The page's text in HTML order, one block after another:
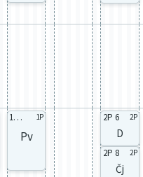
1P celá 1P
Pv
2P 6 2P
D
2P 8 2P
Čj